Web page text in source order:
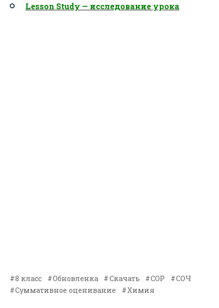
Lesson Study — исследование урока
8 класс Обновленка Скачать СОР
СОЧ
Суммативное оценивание
Химия